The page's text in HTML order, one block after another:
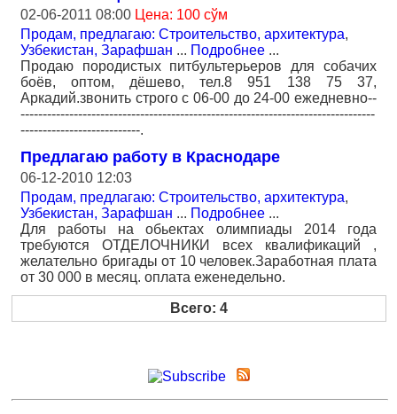
02-06-2011 08:00 Цена: 100 сўм
Продам, предлагаю: Строительство, архитектура,
Узбекистан, Зарафшан ... Подробнее ...
Продаю породистых питбультерьеров для собачих
боёв, оптом, дёшево, тел.8 951 138 75 37,
Аркадий.звонить строго с 06-00 до 24-00 ежедневно--
--------------------------------------------------------------------------------
---------------------------.
Предлагаю работу в Краснодаре
06-12-2010 12:03
Продам, предлагаю: Строительство, архитектура,
Узбекистан, Зарафшан ... Подробнее ...
Для работы на обьектах олимпиады 2014 года
требуются ОТДЕЛОЧНИКИ всех квалификаций ,
желательно бригады от 10 человек.Заработная плата
от 30 000 в месяц. оплата еженедельно.
Всего: 4